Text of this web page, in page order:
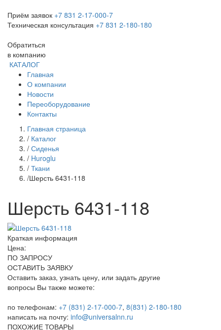
Приём заявок +7 831 2-17-000-7
Техническая консультация +7 831 2-180-180
Обратиться
в компанию
КАТАЛОГ
Главная
О компании
Новости
Переоборудование
Контакты
Главная страница
/ Каталог
/ Сиденья
/ Huroglu
/ Ткани
/Шерсть 6431-118
Шерсть 6431-118
Краткая информация
Цена:
ПО ЗАПРОСУ
ОСТАВИТЬ ЗАЯВКУ
Оставить заказ, узнать цену, или задать другие
вопросы Вы также можете:
по телефонам: +7 (831) 2-17-000-7, 8(831) 2-180-180
написать на почту: info@universalnn.ru
ПОХОЖИЕ ТОВАРЫ